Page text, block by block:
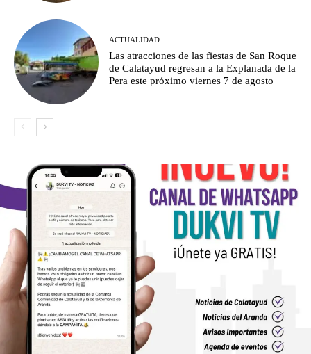
ACTUALIDAD
Las atracciones de las fiestas de San Roque
de Calatayud regresan a la Explanada de la
Pera este próximo viernes 7 de agosto